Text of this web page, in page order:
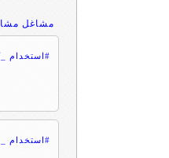
مشاغل
#استخدام
#استخدام